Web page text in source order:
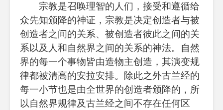
宗教是召唤理智的人们，接受和遵循给
众先知颁降的神证，宗教是决定创造者与被
创造者之间的关系、被创造者彼此之间的关
系以及人和自然界之间的关系的神法。自然
界的每一个事物皆由造物主创造，其演变规
律都被清高的安拉安排。除此之外古兰经的
每一小节也是由全世界的创造者颁降的，所
以自然界规律及古兰经之间不存在任何区